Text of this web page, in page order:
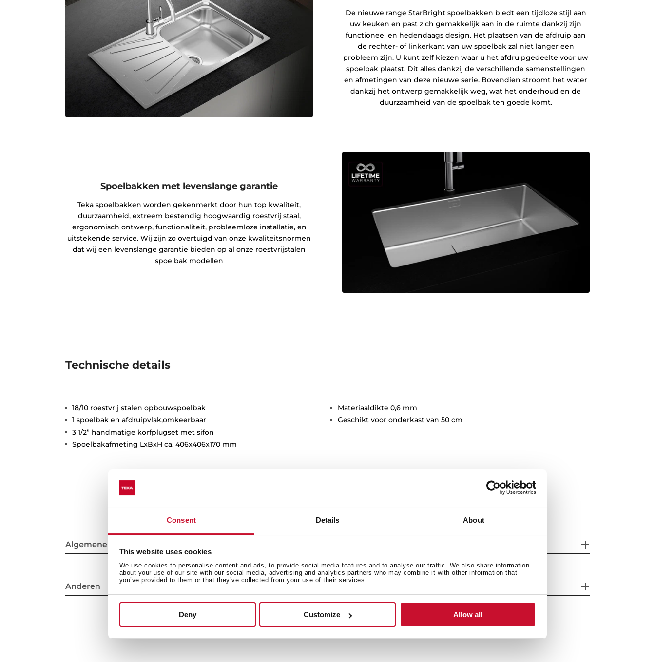
Consent Details About
This website uses cookies
We use cookies to personalise content and ads, to provide social media features and to analyse our traffic. We also share information
about your use of our site with our social media, advertising and analytics partners who may combine it with other information that
you’ve provided to them or that they’ve collected from your use of their services.
Deny Customize Allow all
De nieuwe range StarBright spoelbakken biedt een tijdloze stijl aan
uw keuken en past zich gemakkelijk aan in de ruimte dankzij zijn
functioneel en hedendaags design. Het plaatsen van de afdruip aan
de rechter- of linkerkant van uw spoelbak zal niet langer een
probleem zijn. U kunt zelf kiezen waar u het afdruipgedeelte voor uw
spoelbak plaatst. Dit alles dankzij de verschillende samenstellingen
en afmetingen van deze nieuwe serie. Bovendien stroomt het water
dankzij het ontwerp gemakkelijk weg, wat het onderhoud en de
duurzaamheid van de spoelbak ten goede komt.
Spoelbakken met levenslange garantie
Teka spoelbakken worden gekenmerkt door hun top kwaliteit,
duurzaamheid, extreem bestendig hoogwaardig roestvrij staal,
ergonomisch ontwerp, functionaliteit, probleemloze installatie, en
uitstekende service. Wij zijn zo overtuigd van onze kwaliteitsnormen
dat wij een levenslange garantie bieden op al onze roestvrijstalen
spoelbak modellen
Technische details
18/10 roestvrij stalen opbouwspoelbak
1 spoelbak en afdruipvlak,omkeerbaar
3 1/2” handmatige korfplugset met sifon
Spoelbakafmeting LxBxH ca. 406x406x170 mm
Materiaaldikte 0,6 mm
Geschikt voor onderkast van 50 cm
Algemene metingen
Anderen Spoelbak Lay-out